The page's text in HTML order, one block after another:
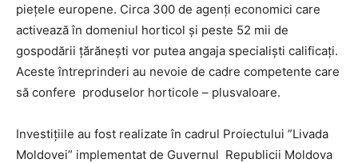
pieţele europene. Circa 300 de agenţi economici care
activează în domeniul horticol şi peste 52 mii de
gospodării ţărăneşti vor putea angaja specialiști calificați.
Aceste întreprinderi au nevoie de cadre competente care
să confere produselor horticole – plusvaloare.
Investițiile au fost realizate în cadrul Proiectului ”Livada
Moldovei” implementat de Guvernul Republicii Moldova